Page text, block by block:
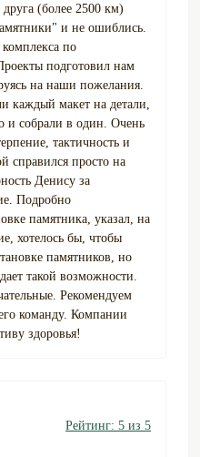
(более 2500 км)
и не ошиблись.
по
подготовил нам
на наши пожелания.
каждый макет на детали,
и собрали в один. Очень
тактичность и
справился просто на
Денису за
Подробно
памятника, указал, на
хотелось бы, чтобы
памятников, но
такой возможности.
Рекомендуем
команду. Компании
здоровья!
Рейтинг: 5 из 5